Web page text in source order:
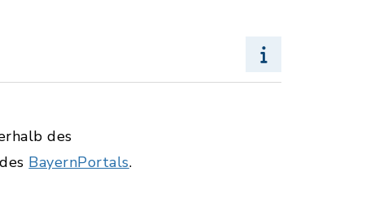
des
BayernPortals.